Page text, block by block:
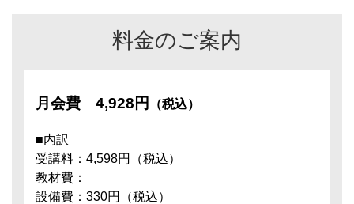
料金のご案内
月会費 4,928円 （税込）
■内訳
受講料：4,598円（税込）
教材費：
設備費：330円（税込）